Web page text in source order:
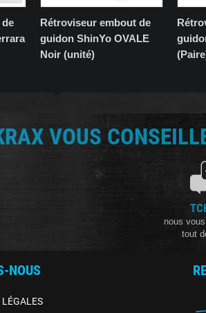
Rétroviseur embout de
guidon ShinYo OVALE
Noir (unité)
VOUS
nous
tout
NOUS